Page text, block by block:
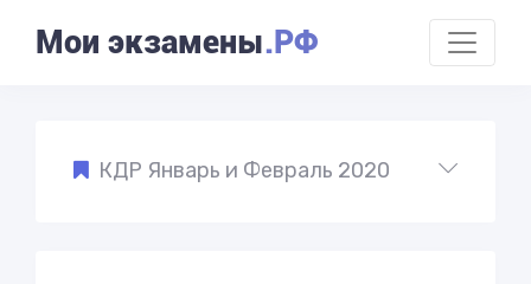
Мои экзамены.РФ
КДР Январь и Февраль 2020